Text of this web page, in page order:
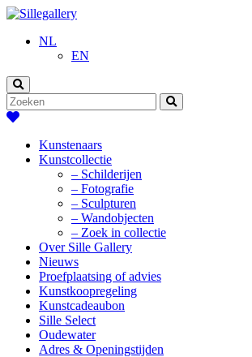
NL
EN
Kunstenaars
Kunstcollectie
– Schilderijen
– Fotografie
– Sculpturen
– Wandobjecten
– Zoek in collectie
Over Sille Gallery
Nieuws
Proefplaatsing of advies
Kunstkoopregeling
Kunstcadeaubon
Sille Select
Oudewater
Adres & Openingstijden